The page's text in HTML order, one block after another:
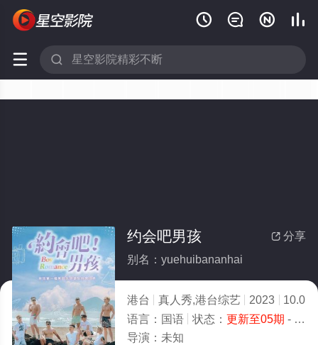
   
 
 分享
约会吧男孩
别名：yuehuibananhai
港台 真人秀,港台综艺 2023
10.0
语言： 国语 状态： 更新至05期 - 免费在线观看
导演： 未知